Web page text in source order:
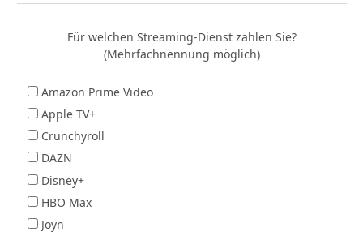
Für welchen Streaming-Dienst zahlen Sie?
(Mehrfachnennung möglich)
Amazon Prime Video
Apple TV+
Crunchyroll
DAZN
Disney+
HBO Max
Joyn